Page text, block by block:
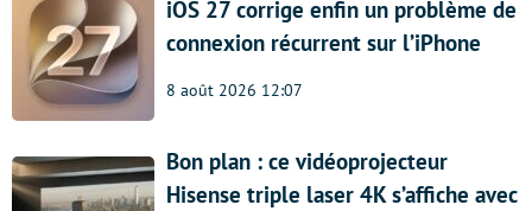
iOS 27 corrige enfin un problème de
connexion récurrent sur l’iPhone
8 août 2026 12:07
Bon plan : ce vidéoprojecteur
Hisense triple laser 4K s’affiche avec